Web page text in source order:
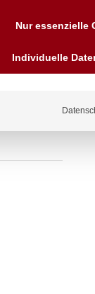
Nur essenzielle
Individuelle